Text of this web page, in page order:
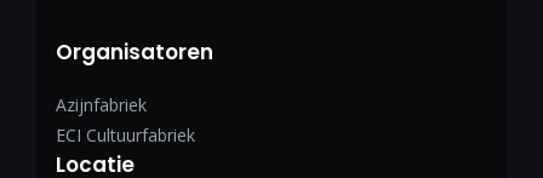
Locatie
Organisatoren
Azijnfabriek
ECI Cultuurfabriek